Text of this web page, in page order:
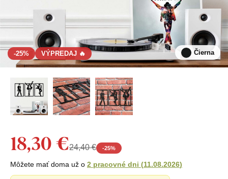
-25% VÝPREDAJ 🔥 Čierna
18,30 €24,40 € -25%
Môžete mať doma už o 2 pracovné dni (11.08.2026)